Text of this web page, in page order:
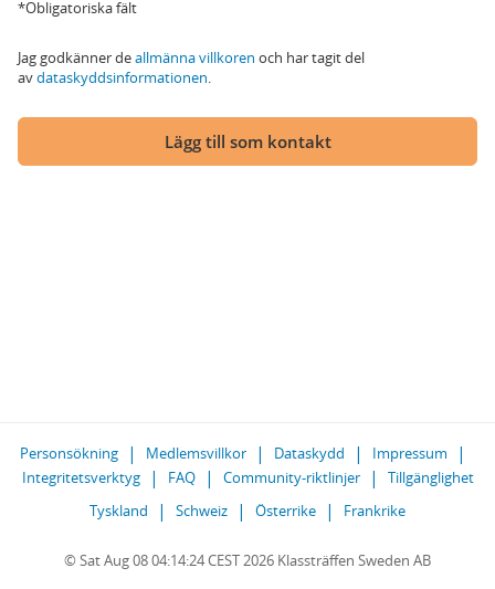
*Obligatoriska fält
Jag godkänner deallmänna villkoren och har tagit del
avdataskyddsinformationen.
Lägg till som kontakt
Personsökning Medlemsvillkor Dataskydd
Impressum
Integritetsverktyg
FAQ Community-riktlinjer
Tillgänglighet
Tyskland
Schweiz Österrike Frankrike
© Sat Aug 08 04:14:24 CEST 2026 Klassträffen Sweden AB